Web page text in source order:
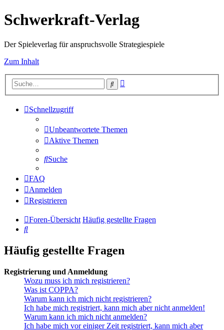
Schwerkraft-Verlag
Der Spieleverlag für anspruchsvolle Strategiespiele
Zum Inhalt
Suche
Schnellzugriff
Unbeantwortete Themen
Aktive Themen
Suche
FAQ
Anmelden
Registrieren
Foren-Übersicht Häufig gestellte Fragen
Suche
Häufig gestellte Fragen
Registrierung und Anmeldung
Wozu muss ich mich registrieren?
Was ist COPPA?
Warum kann ich mich nicht registrieren?
Ich habe mich registriert, kann mich aber nicht anmelden!
Warum kann ich mich nicht anmelden?
Ich habe mich vor einiger Zeit registriert, kann mich aber